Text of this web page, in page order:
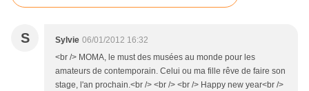
S Sylvie 06/01/2012 16:32
<br /> MOMA, le must des musées au monde pour les
amateurs de contemporain. Celui ou ma fille rêve de faire son
stage, l'an prochain.<br /> <br /> <br /> Happy new year<br />